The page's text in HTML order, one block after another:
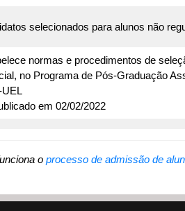
selecionados para alunos não
normas e procedimentos de
no Programa de Pós-Graduação
em 02/02/2022
o processo de admissão de